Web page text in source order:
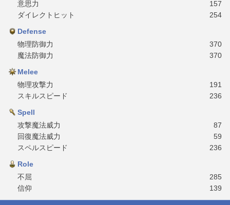
意思力
157
ダイレクトヒット
254
Defense
物理防御力
370
魔法防御力
370
Melee
物理攻撃力
191
スキルスピード
236
Spell
攻撃魔法威力
87
回復魔法威力
59
スペルスピード
236
Role
不屈
285
信仰
139